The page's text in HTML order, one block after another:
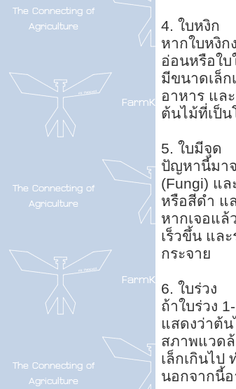
4. ใบหงิก
หากใบหงิก
อ่อนหรือใ
มีขนาดเล็ก
อาหาร แล
ต้นไม้ที่เป็
5. ใบมีจุด
ปัญหานี้มา
(Fungi) แ
หรือสีดำ แ
หากเจอแ
เร็วขึ้น แล
กระจาย
6. ใบร่วง
ถ้าใบร่วง
แสดงว่าต้
สภาพแวด
เล็กเกินไป
นอกจากนี้อ